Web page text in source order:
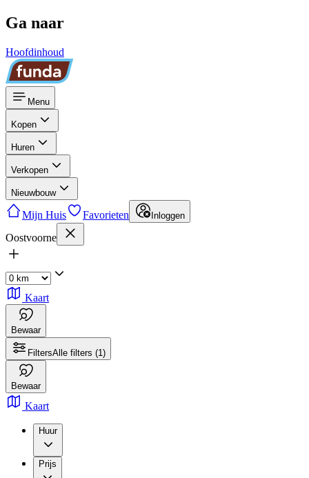
Ga naar
Hoofdinhoud
Menu
Kopen
Huren
Verkopen
Nieuwbouw
Mijn Huis Favorieten Inloggen
Oostvoorne
Kaart
Bewaar
FiltersAlle filters (1)
Bewaar
Kaart
Huur
Prijs